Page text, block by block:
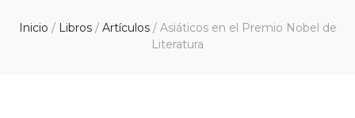
Inicio / Libros / Artículos / Asiáticos en el Premio Nobel de
Literatura